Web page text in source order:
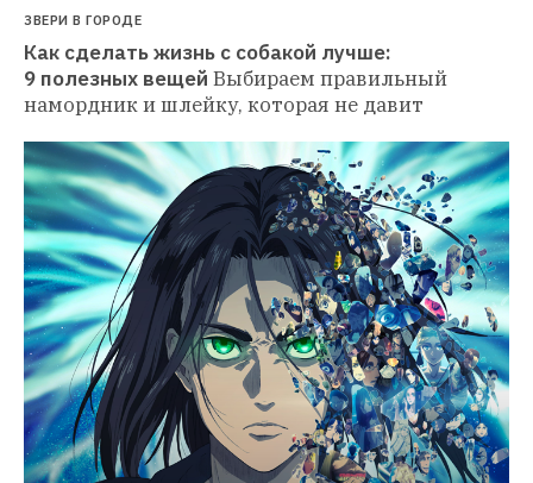
ЗВЕРИ В ГОРОДЕ
Как сделать жизнь с собакой лучше:
9 полезных вещей Выбираем правильный
намордник и шлейку, которая не давит